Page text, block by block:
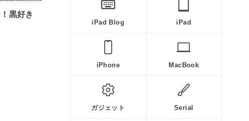
黒好き
iPad Blog iPad
iPhone MacBook
ガジェット Serial